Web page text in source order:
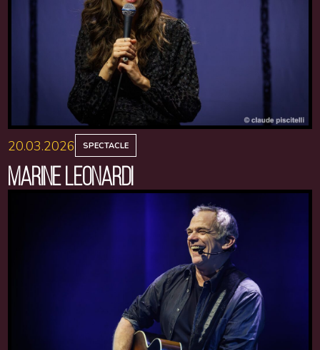
20.03.2026 SPECTACLE
MARINE LEONARDI